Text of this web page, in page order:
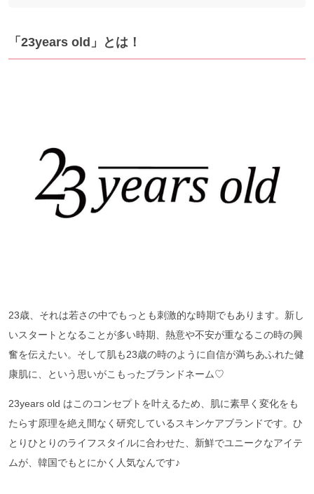
「23years old」とは！
23歳、それは若さの中でもっとも刺激的な時期でもあります。新し
いスタートとなることが多い時期、熱意や不安が重なるこの時の興
奮を伝えたい。そして肌も23歳の時のように自信が満ちあふれた健
康肌に、という思いがこもったブランドネーム♡
23years old はこのコンセプトを叶えるため、肌に素早く変化をも
たらす原理を絶え間なく研究しているスキンケアブランドです。ひ
とりひとりのライフスタイルに合わせた、新鮮でユニークなアイテ
ムが、韓国でもとにかく人気なんです♪